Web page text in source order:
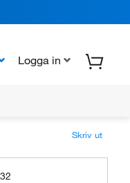
Logga in
Skriv ut